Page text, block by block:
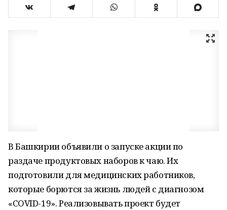
В Башкирии объявили о запуске акции по
раздаче продуктовых наборов к чаю. Их
подготовили для медицинских работников,
которые борются за жизнь людей с диагнозом
«COVID-19». Реализовывать проект будет